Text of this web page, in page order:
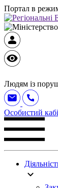
Портал в
Людям із
Особистий